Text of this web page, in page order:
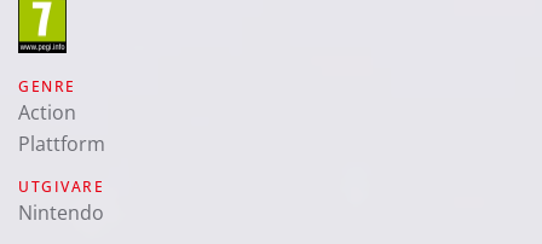
GENRE
Action
Plattform
UTGIVARE
Nintendo